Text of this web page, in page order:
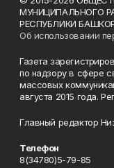
МУНИЦИПАЛЬНОГО
РЕСПУБЛИКИ
Об использовании
Газета
по надзору в сфере
массовых
августа 2015 года.
Главный редактор
Телефон
8(34780)5-79-85